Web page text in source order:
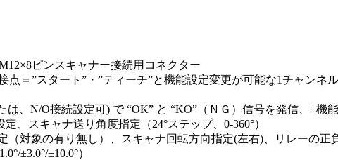
ピンスキャナー接続用コネクター
点＝”スタート”・”ティーチ”と機能設定変更が可能な1チャンネ
は、N/O接続設定可) で “OK” と “KO”（ＮＧ）信号を発信、+機
スキャナ送り角度指定（24°ステップ、0-360°）
（対象の有り無し）、スキャナ回転方向指定(左右)、リレーの正
±3.0°/±10.0°）